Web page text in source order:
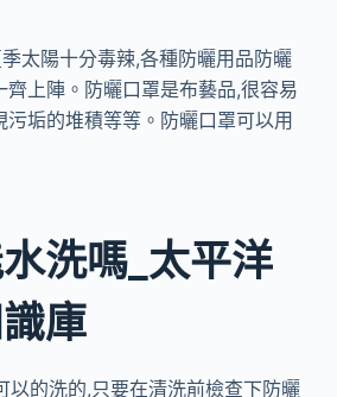
太陽十分毒辣,各種防曬用品防曬
上陣。防曬口罩是布藝品,很容易
污垢的堆積等等。防曬口罩可以用
洗嗎_太平洋
庫
以的洗的,只要在清洗前檢查下防曬